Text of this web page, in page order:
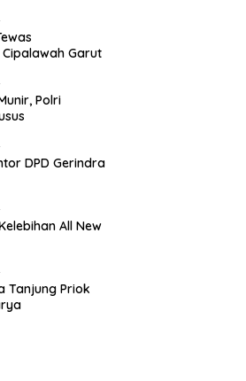
Garut
Polri
DPD Gerindra
All New
Tanjung Priok